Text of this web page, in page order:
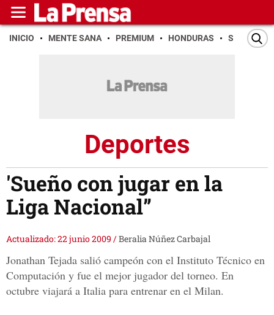
INICIO MENTE SANA PREMIUM HONDURAS SAN PEDRO
Deportes
'Sueño con jugar en la
Liga Nacional”
Actualizado: 22 junio 2009 /Beralia Núñez Carbajal
Jonathan Tejada salió campeón con el Instituto Técnico en
Computación y fue el mejor jugador del torneo. En
octubre viajará a Italia para entrenar en el Milan.